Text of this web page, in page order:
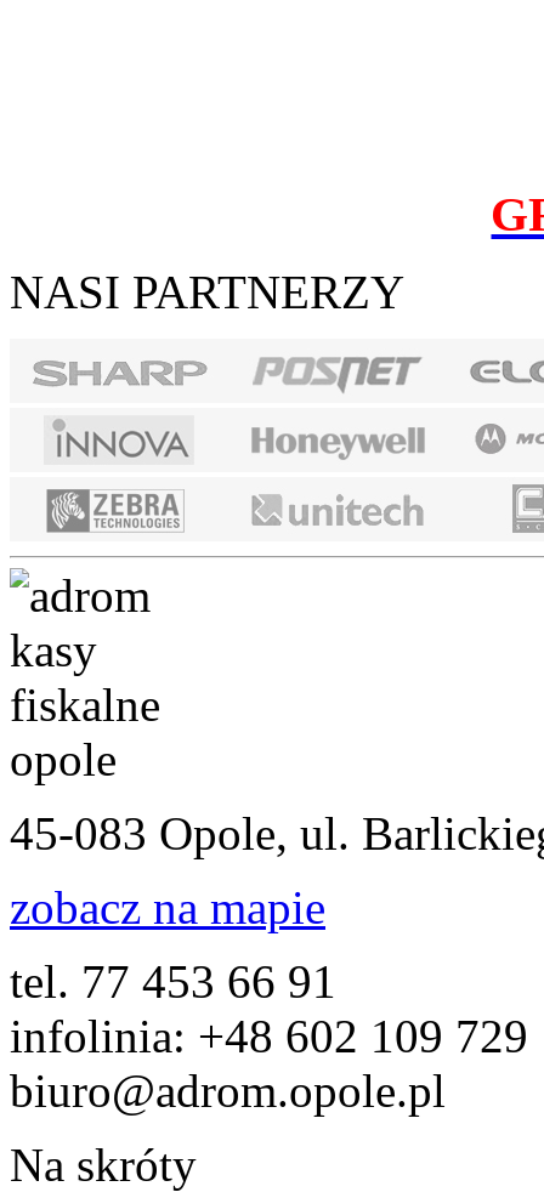
NASI PARTNERZY
45-083 Opole, ul.
zobacz na mapie
tel. 77 453 66 91
infolinia: +48 602 109 729
biuro@adrom.opole.pl
Na skróty